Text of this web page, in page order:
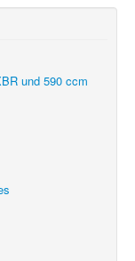
und 590 ccm